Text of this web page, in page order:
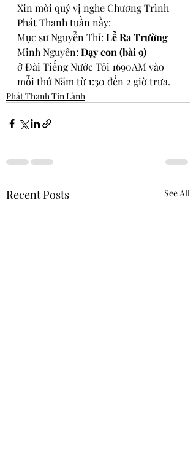
Xin mời quý vị nghe Chương Trình
Phát Thanh tuần nầy:
Mục sư Nguyễn Thỉ: Lễ Ra Trường
Minh Nguyên: Dạy con (bài 9)
ở Đài Tiếng Nước Tôi 1690AM vào
mỗi thứ Năm từ 1:30 đến 2 giờ trưa.
Phát Thanh Tin Lành
Recent Posts See All